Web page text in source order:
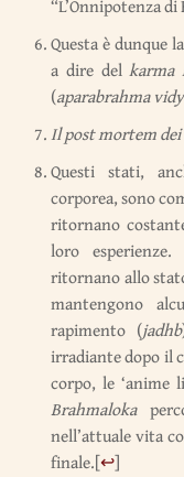
“L’Onnipotenza
Questa è dunque
a dire delkarma
(aparabrahma
Il post mortem dei
Questi stati,
corporea, sono
ritornano
loro
ritornano allo
mantengono
rapimento (jadhb
irradiante dopo il
corpo, le ‘anime
Brahmaloka
nell’attuale vita
finale.[↩]